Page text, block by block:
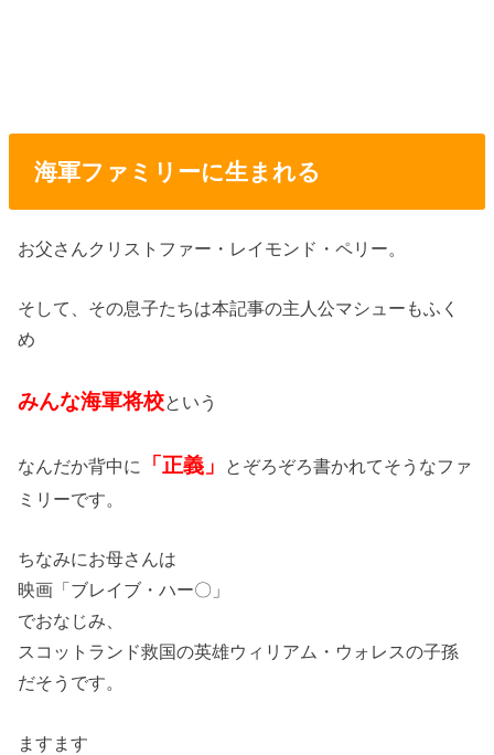
海軍ファミリーに生まれる
お父さんクリストファー・レイモンド・ペリー。
そして、その息子たちは本記事の主人公マシューもふく
め
みんな海軍将校という
なんだか背中に 「正義」
とぞろぞろ書かれてそうなファ
ミリーです。
ちなみにお母さんは
映画「ブレイブ・ハー〇」
でおなじみ、
スコットランド救国の英雄ウィリアム・ウォレスの子孫
だそうです。
ますます